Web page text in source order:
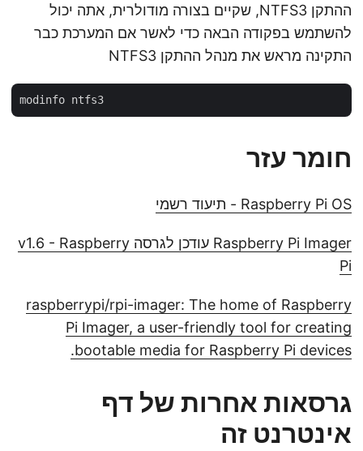
ההתקן NTFS3, שקיים בצורה מודולרית, אתה יכול
להשתמש בפקודה הבאה כדי לאשר אם המערכת כבר
התקינה מראש את מנהל ההתקן NTFS3
חומר עזר
Raspberry Pi OS - תיעוד רשמי
Raspberry Pi Imager עודכן לגרסה v1.6 - Raspberry
Pi
raspberrypi/rpi-imager: The home of Raspberry
Pi Imager, a user-friendly tool for creating
bootable media for Raspberry Pi devices.
גרסאות אחרות של דף
אינטרנט זה